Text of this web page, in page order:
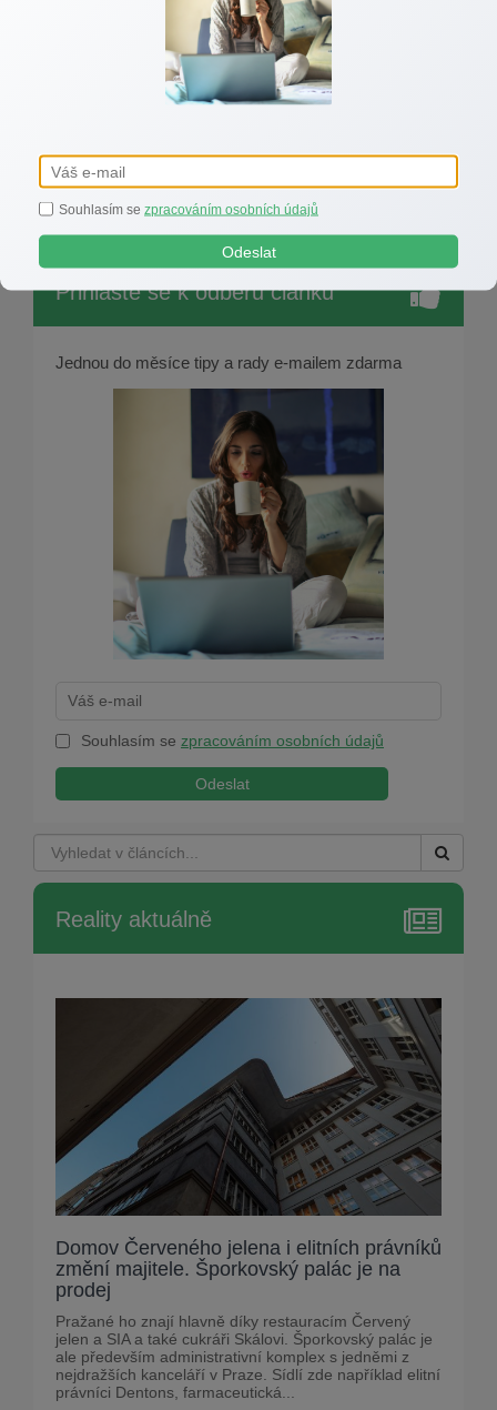
Plánujete koupi starší nemovitosti a nejste si jistí, na
co všechno si dát pozor? Neváhejte se na mě obrátit
prostřednictvím kontaktů uvedených na tomto webu.
Pomohu vám najít dům, který bude mít nejen
budoucnosti.
Přihlaste se k odběru článků
Jednou do měsíce tipy a rady e-mailem zdarma
Souhlasím se zpracováním osobních údajů
Odeslat
Reality aktuálně
Domov Červeného jelena i elitních právníků
změní majitele. Šporkovský palác je na
prodej
Pražané ho znají hlavně díky restauracím Červený
jelen a SIA a také cukráři Skálovi. Šporkovský palác je
ale především administrativní komplex s jedněmi z
nejdražších kanceláří v Praze. Sídlí zde například elitní
právníci Dentons, farmaceutická...
Souhlasím se zpracováním osobních údajů
Odeslat